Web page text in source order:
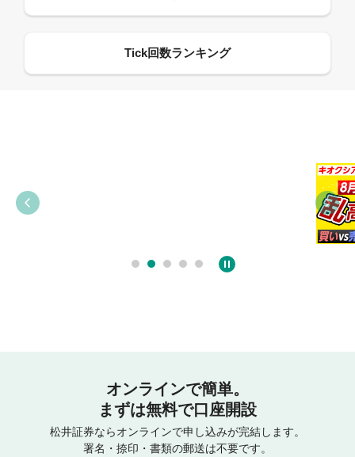
オンラインで簡単。
まずは無料で口座開設
松井証券ならオンラインで申し込みが完結します。
署名・捺印・書類の郵送は不要です。